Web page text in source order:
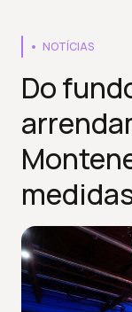
NOTÍCIAS
Do